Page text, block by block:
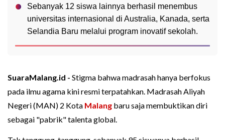
Sebanyak 12 siswa lainnya berhasil menembus
universitas internasional di Australia, Kanada, serta
Selandia Baru melalui program inovatif sekolah.
SuaraMalang.id - Stigma bahwa madrasah hanya berfokus
pada ilmu agama kini resmi terpatahkan. Madrasah Aliyah
Negeri (MAN) 2 Kota Malang baru saja membuktikan diri
sebagai "pabrik" talenta global.